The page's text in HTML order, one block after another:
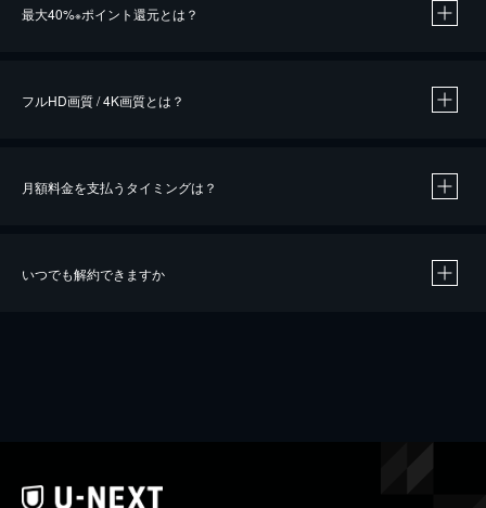
最大40%※ポイント還元とは？
※40％ポイント還元の対象は、クレジットカード決済による作品の購入 / レンタルです。
フルHD画質 / 4K画質とは？
月額料金を支払うタイミングは？
いつでも解約できますか